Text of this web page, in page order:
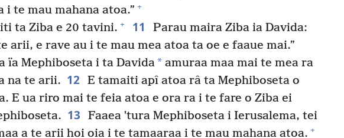
i te mau mahana atoa.” +
ta Ziba e 20 tavini. + 11
Parau maira Ziba ia Davida:
arii, e rave au i te mau mea atoa ta oe e faaue mai.”
ïa Mephiboseta i ta Davida* amuraa maa mai te mea ra
na te arii. 12 E tamaiti apî atoa râ ta Mephiboseta o
E ua riro mai te feia atoa e ora ra i te fare o Ziba ei
13
Faaea ˈtura Mephiboseta i Ierusalema, tei
a te arii hoi oia i te tamaaraa i te mau mahana atoa. +